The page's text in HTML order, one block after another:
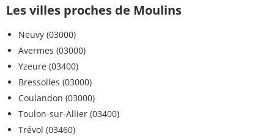
Les villes proches de Moulins
Neuvy (03000)
Avermes (03000)
Yzeure (03400)
Bressolles (03000)
Coulandon (03000)
Toulon-sur-Allier (03400)
Trévol (03460)